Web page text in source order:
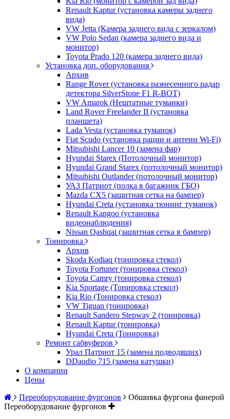
Renault Kaptur (установка камеры заднего
вида)
VW Jetta (Камера заднего вида с зеркалом)
VW Polo Sedan (камера заднего вида и
монитор)
Toyota Prado 120 (камера заднего вида)
Установка доп. оборудования
Архив
Range Rover (установка разнесенного радар
детектора SilverStone F1 R-BOT)
VW Amarok (Нештатные туманки)
Land Rover Freelander II (установка
планшета)
Lada Vesta (установка туманок)
Fiat Scudo (установка рации и антенн Wi-Fi)
Mitsubishi Lancer 10 (замена фар)
Hyundai Starex (Потолочный монитор)
Hyundai Grand Starex (потолочный монитор)
Mitsubishi Outlander (потолочный монитор)
УАЗ Патриот (полка в багажник ГБО)
Mazda CX5 (защитная сетка на бампер)
Hyundai Creta (установка тюнинг туманок)
Renault Kangoo (установка
видеонаблюдения)
Nissan Qashqai (защитная сетка в бампер)
Тонировка
Архив
Skoda Kodiaq (тонировка стекол)
Toyota Fortuner (тонировка стекол)
Toyota Camry (тонировка стекол)
Kia Sportage (Тонировка стекол)
Kia Rio (Тонировка стекол)
VW Tiguan (тонировка)
Renault Sandero Stepway 2 (тонировка)
Renault Kaptur (тонировка)
Hyundai Creta (Тонировка)
Ремонт сабвуферов
Урал Патриот 15 (замена подводящих)
DDaudio 715 (замена катушки)
О компании
Цены
Переоборудование фургонов
Обшивка фургона фанерой
Переоборудование фургонов